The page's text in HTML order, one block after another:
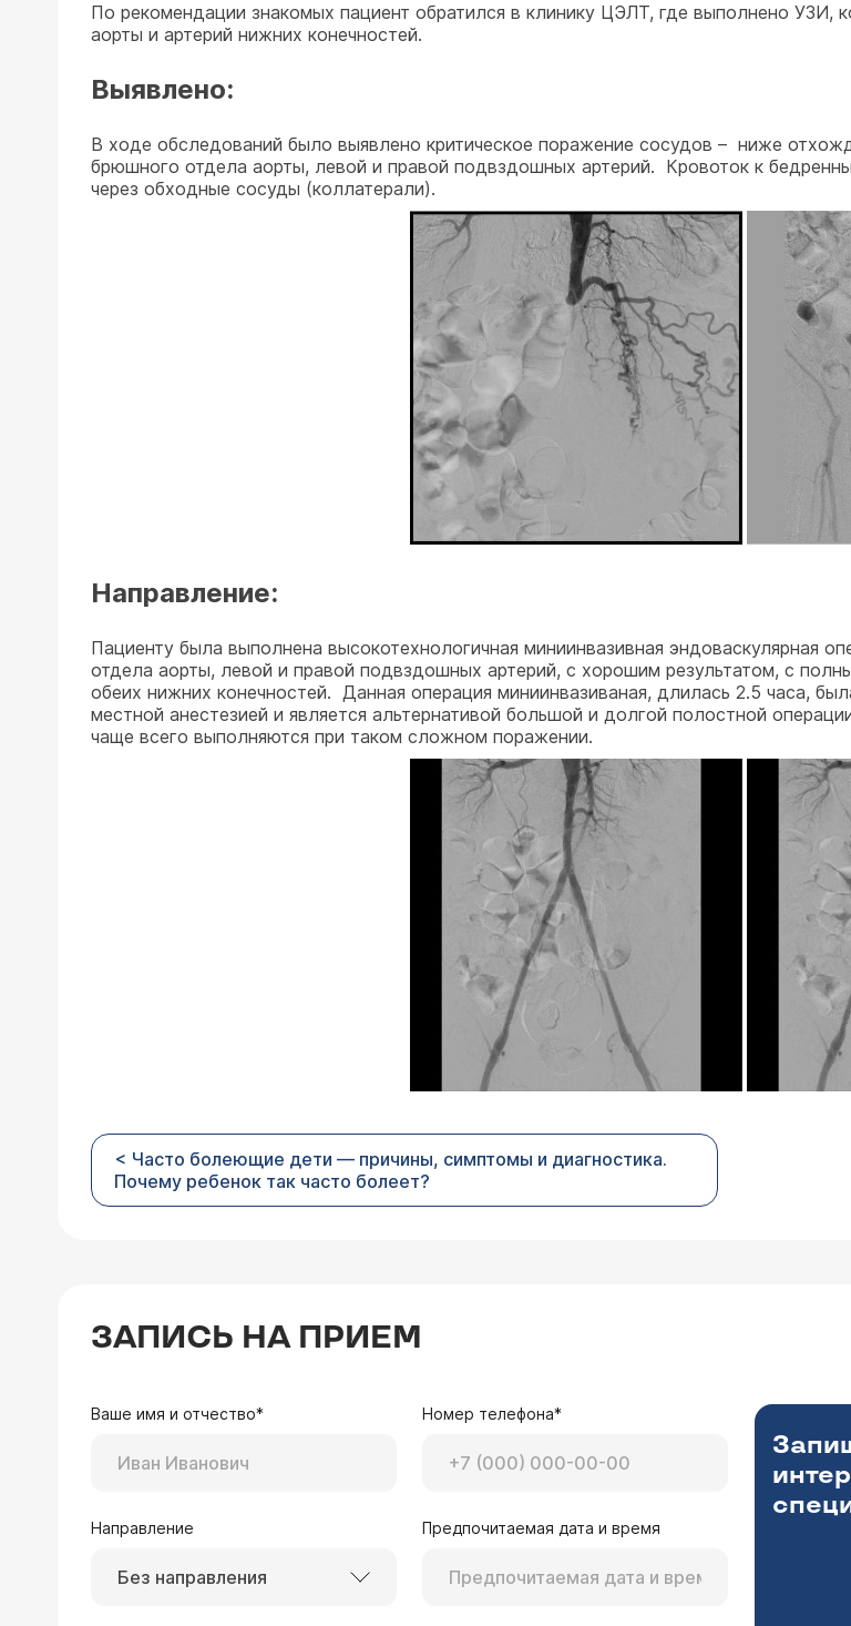
По рекомендации знакомых пациент обратился в клинику ЦЭЛТ, где выполнено УЗИ,
аорты и артерий нижних конечностей.
Выявлено:
В ходе обследований было выявлено критическое поражение сосудов – ниже
брюшного отдела аорты, левой и правой подвздошных артерий. Кровоток к
через обходные сосуды (коллатерали).
Направление:
Пациенту была выполнена высокотехнологичная миниинвазивная эндоваскулярная
отдела аорты, левой и правой подвздошных артерий, с хорошим результатом, с
обеих нижних конечностей. Данная операция миниинвазиваная, длилась 2.5 часа,
местной анестезией и является альтернативой большой и долгой полостной
чаще всего выполняются при таком сложном поражении.
< Часто болеющие дети — причины, симптомы и диагностика.
Почему ребенок так часто болеет?
ЗАПИСЬ НА ПРИЕМ
Ваше имя и отчество* Номер телефона*
Направление
Без направления
Предпочитаемая дата и время